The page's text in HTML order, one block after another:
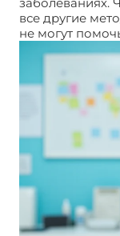
все другие
не могут